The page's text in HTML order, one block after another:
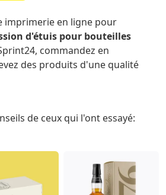
imprimerie en ligne pour
d'étuis pour bouteilles
commandez en
des produits d'une qualité
de ceux qui l'ont essayé: